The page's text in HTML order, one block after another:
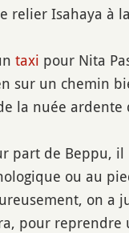
relier Isahaya à
taxi pour Nita
sur un chemin
la nuée ardente
part de Beppu, il
ou au
on a
pour reprendre